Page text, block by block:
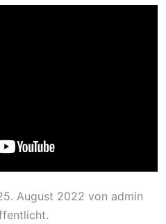
August 2022 von admin